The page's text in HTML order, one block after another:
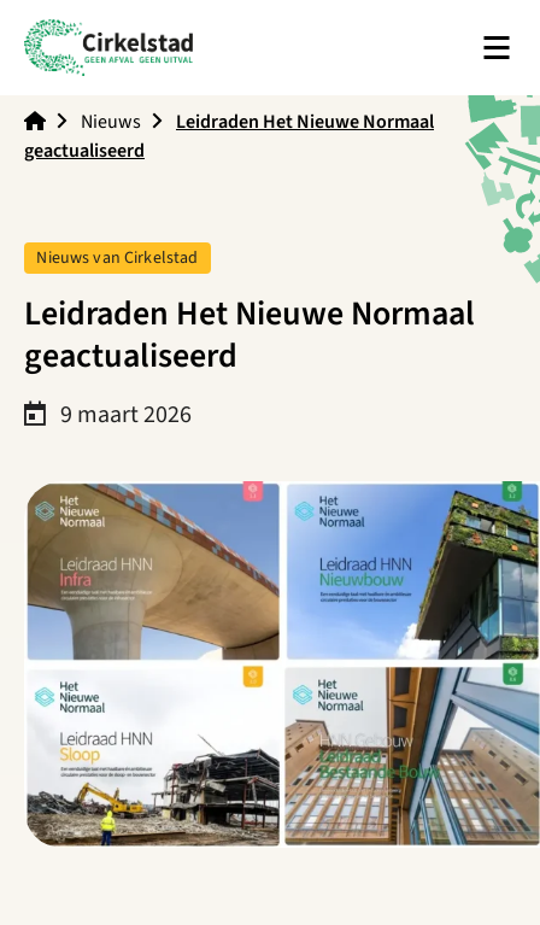
Menu
Nieuws
Leidraden Het Nieuwe Normaal
geactualiseerd
Leidraden Het Nieuwe Normaal
geactualiseerd
Tag:
Nieuws van Cirkelstad
9 maart 2026